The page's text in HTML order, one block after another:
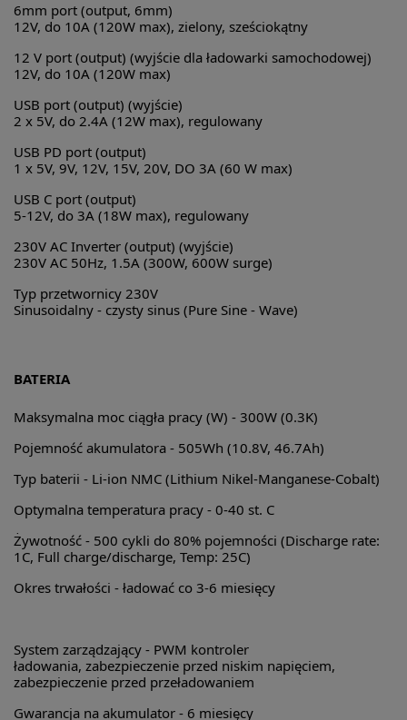
6mm port (output, 6mm)
12V, do 10A (120W max), zielony, sześciokątny
12 V port (output) (wyjście dla ładowarki samochodowej)
12V, do 10A (120W max)
USB port (output) (wyjście)
2 x 5V, do 2.4A (12W max), regulowany
USB PD port (output)
1 x 5V, 9V, 12V, 15V, 20V, DO 3A (60 W max)
USB C port (output)
5-12V, do 3A (18W max), regulowany
230V AC Inverter (output) (wyjście)
230V AC 50Hz, 1.5A (300W, 600W surge)
Typ przetwornicy 230V
Sinusoidalny - czysty sinus (Pure Sine - Wave)
BATERIA
Maksymalna moc ciągła pracy (W) - 300W (0.3K)
Pojemność akumulatora - 505Wh (10.8V, 46.7Ah)
Typ baterii - Li-ion NMC (Lithium Nikel-Manganese-Cobalt)
Optymalna temperatura pracy - 0-40 st. C
Żywotność - 500 cykli do 80% pojemności (Discharge rate:
1C, Full charge/discharge, Temp: 25C)
Okres trwałości - ładować co 3-6 miesięcy
System zarządzający - PWM kontroler
ładowania, zabezpieczenie przed niskim napięciem,
zabezpieczenie przed przeładowaniem
Gwarancja na akumulator - 6 miesięcy